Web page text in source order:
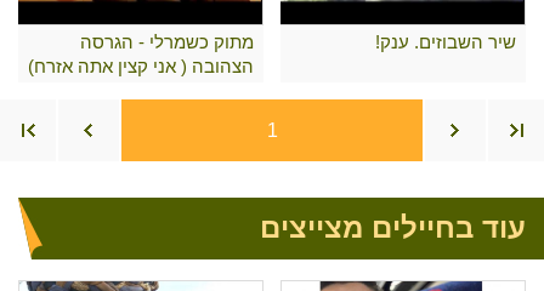
שיר השבוזים. ענק!
מתוק כשמרלי - הגרסה
הצהובה ( אני קצין אתה אזרח)
1
עוד בחיילים מצייצים